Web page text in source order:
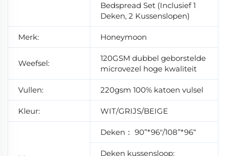
Bedspread Set (Inclusief 1
Deken, 2 Kussenslopen)
Merk: Honeymoon
Weefsel:
120GSM dubbel geborstelde
microvezel hoge kwaliteit
Vullen: 220gsm 100% katoen vulsel
Kleur: WIT/GRIJS/BEIGE
Deken： 90”*96"/108”*96“
Deken kussensloop: